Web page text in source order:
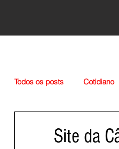
Todos os posts Cotidiano
Site da